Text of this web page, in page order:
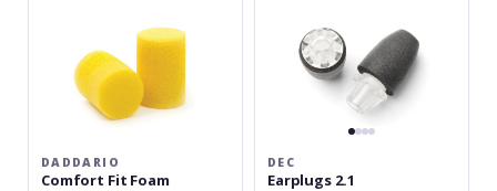
DADDARIO
Comfort Fit Foam
DEC
Earplugs 2.1